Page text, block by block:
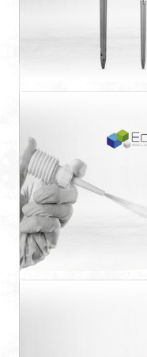
Las diferentes